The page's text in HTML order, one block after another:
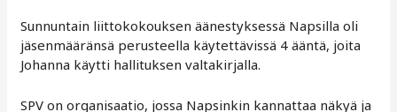
Sunnuntain liittokokouksen äänestyksessä Napsilla oli
jäsenmääränsä perusteella käytettävissä 4 ääntä, joita
Johanna käytti hallituksen valtakirjalla.
SPV on organisaatio, jossa Napsinkin kannattaa näkyä ja